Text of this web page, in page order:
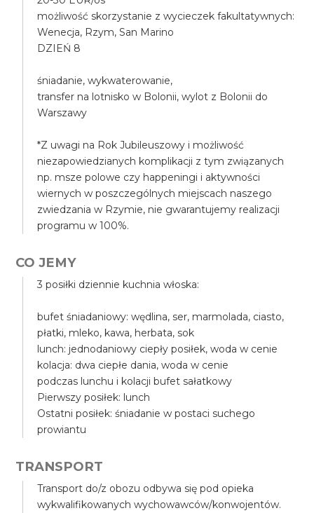
możliwość skorzystanie z wycieczek fakultatywnych:
Wenecja, Rzym, San Marino
DZIEŃ 8
śniadanie, wykwaterowanie,
transfer na lotnisko w Bolonii, wylot z Bolonii do
Warszawy
*Z uwagi na Rok Jubileuszowy i możliwość
niezapowiedzianych komplikacji z tym związanych
np. msze polowe czy happeningi i aktywności
wiernych w poszczególnych miejscach naszego
zwiedzania w Rzymie, nie gwarantujemy realizacji
programu w 100%.
CO JEMY
3 posiłki dziennie kuchnia włoska:
bufet śniadaniowy: wędlina, ser, marmolada, ciasto,
płatki, mleko, kawa, herbata, sok
lunch: jednodaniowy ciepły posiłek, woda w cenie
kolacja: dwa ciepłe dania, woda w cenie
podczas lunchu i kolacji bufet sałatkowy
Pierwszy posiłek: lunch
Ostatni posiłek: śniadanie w postaci suchego
prowiantu
TRANSPORT
Transport do/z obozu odbywa się pod opieka
wykwalifikowanych wychowawców/konwojentów.